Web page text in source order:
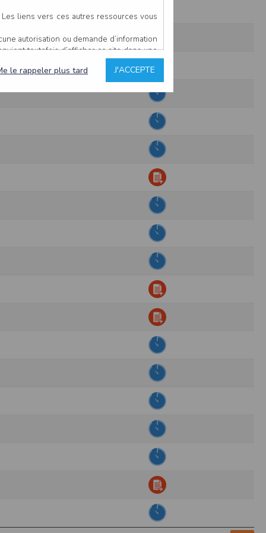
liens vers ces autres ressources vous
autorisation ou demande d’information
toutefois d’afficher ce site dans une
estime non conforme à l’objet du site
typographiques.
avoir fait l’objet de mises à jour. En
l’utilisateur, qui assume la totalité des
de l’interprétation ou de l’utilisation des
hors du contrôle de l’EDITEUR, et
et des performances en terme de temps
tout sans droit à indemnités. L’utilisateur
afin de les adapter aux évolutions du site
forme que ce soit sur la nature et les
éventuels. La communication de toute
par un droit de propriété.
Internet
à participer à des épreuves inscrites au
J'ACCEPTE
le rappeler plus tard